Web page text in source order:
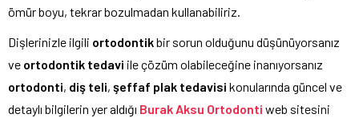
ömür boyu, tekrar bozulmadan kullanabiliriz.
Dişlerinizle ilgili ortodontikbir sorun olduğunu düşünüyorsanız
ve ortodontik tedavi ile çözüm olabileceğine inanıyorsanız
ortodonti, diş teli, şeffaf plak tedavisi konularında güncel ve
detaylı bilgilerin yer aldığı Burak Aksu Ortodonti web sitesini